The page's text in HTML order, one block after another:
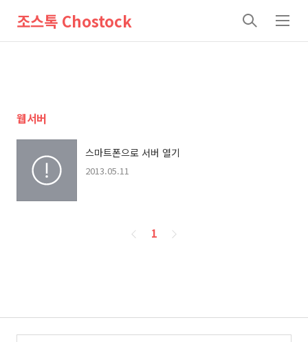
조스톡 Chostock
검
메
웹서버
스마트폰으로 서버 열기
2013.05.11
페
1